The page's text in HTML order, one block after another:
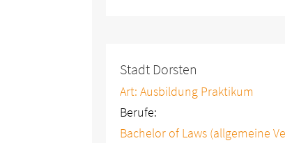
Stadt Dorsten
Art: Ausbildung Praktikum
Berufe:
Bachelor of Laws (allgemeine